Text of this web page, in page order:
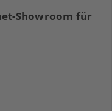
Showroom für